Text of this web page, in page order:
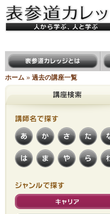
表参道カレッジ ＜人から学
と学ぶ＞
表参道カレッジとは
ホーム » 過去の講座一覧
講師名で
探す
あ か さ た な
は ま や ら わ
ジャンルで
さがす
キャリア